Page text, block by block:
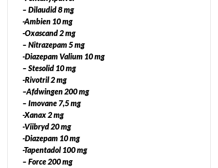
– Dilaudid 8 mg
-Ambien 10 mg
-Oxascand 2 mg
– Nitrazepam 5 mg
-Diazepam Valium 10 mg
– Stesolid 10 mg
-Rivotril 2 mg
–Afdwingen 200 mg
– Imovane 7,5 mg
-Xanax 2 mg
-Viibryd 20 mg
-Diazepam 10 mg
-Tapentadol 100 mg
– Force 200 mg